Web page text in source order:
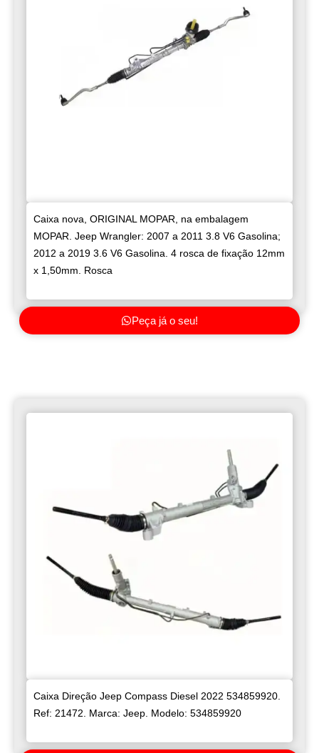
Caixa nova, ORIGINAL MOPAR, na embalagem
MOPAR. Jeep Wrangler: 2007 a 2011 3.8 V6 Gasolina;
2012 a 2019 3.6 V6 Gasolina. 4 rosca de fixação 12mm
x 1,50mm. Rosca
Peça já o seu!
Caixa Direção Jeep Compass Diesel 2022 534859920.
Ref: 21472. Marca: Jeep. Modelo: 534859920